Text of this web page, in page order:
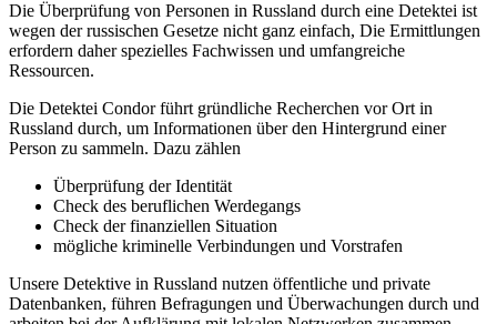
Die Überprüfung von Personen in Russland durch eine Detektei ist
wegen der russischen Gesetze nicht ganz einfach, Die Ermittlungen
erfordern daher spezielles Fachwissen und umfangreiche
Ressourcen.
Die Detektei Condor führt gründliche Recherchen vor Ort in
Russland durch, um Informationen über den Hintergrund einer
Person zu sammeln. Dazu zählen
Überprüfung der Identität
Check des beruflichen Werdegangs
Check der finanziellen Situation
mögliche kriminelle Verbindungen und Vorstrafen
Unsere Detektive in Russland nutzen öffentliche und private
Datenbanken, führen Befragungen und Überwachungen durch und